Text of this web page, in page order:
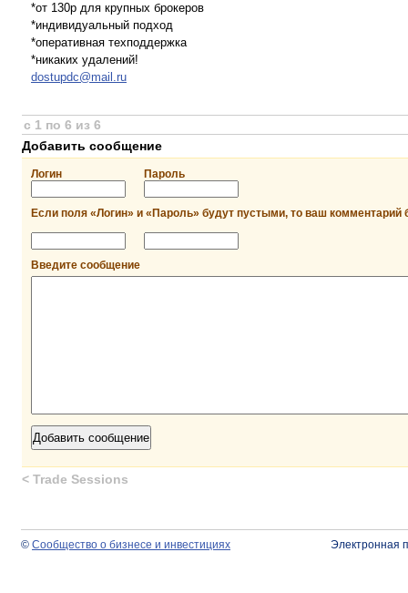
*от 130р для крупных брокеров
*индивидуальный подход
*оперативная техподдержка
*никаких удалений!
dostupdc@mail.ru
с 1 по 6 из 6
Добавить сообщение
Логин Пароль
Если поля «Логин» и «Пароль» будут пустыми, то ваш комментарий
Введите сообщение
< Trade Sessions
© Сообщество о бизнесе и инвестициях Электронная